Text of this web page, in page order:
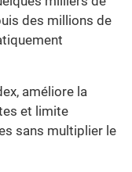
des millions de
améliore la
et limite
sans multiplier le